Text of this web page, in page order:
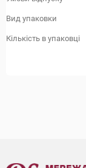
Вид упаковки
Кількість в упаковці